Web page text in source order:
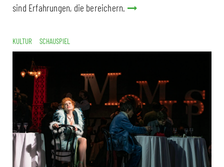
sind Erfahrungen, die bereichern.
KULTUR SCHAUSPIEL